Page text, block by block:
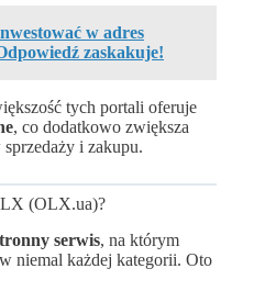
w adres
zaskakuje!
tych portali oferuje
, co dodatkowo zwiększa
i zakupu.
(OLX.ua)?
serwis, na którym
niemal każdej kategorii. Oto